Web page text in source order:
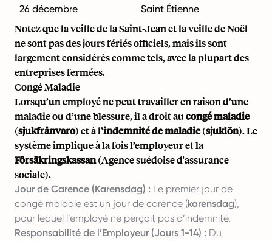
26 décembre Saint Étienne
Notez que la veille de la Saint-Jean et la veille de Noël
ne sont pas des jours fériés officiels, mais ils sont
largement considérés comme tels, avec la plupart des
entreprises fermées.
Congé Maladie
Lorsqu’un employé ne peut travailler en raison d’une
maladie ou d’une blessure, il a droit aucongé maladie
(sjukfrånvaro) et à l’indemnité de maladie(sjuklön). Le
système implique à la fois l’employeur et la
Försäkringskassan(Agence suédoise d'assurance
sociale).
Jour de Carence (Karensdag) : Le premier jour de
congé maladie est un jour de carence (karensdag),
pour lequel l’employé ne perçoit pas d’indemnité.
Responsabilité de l’Employeur (Jours 1-14) : Du